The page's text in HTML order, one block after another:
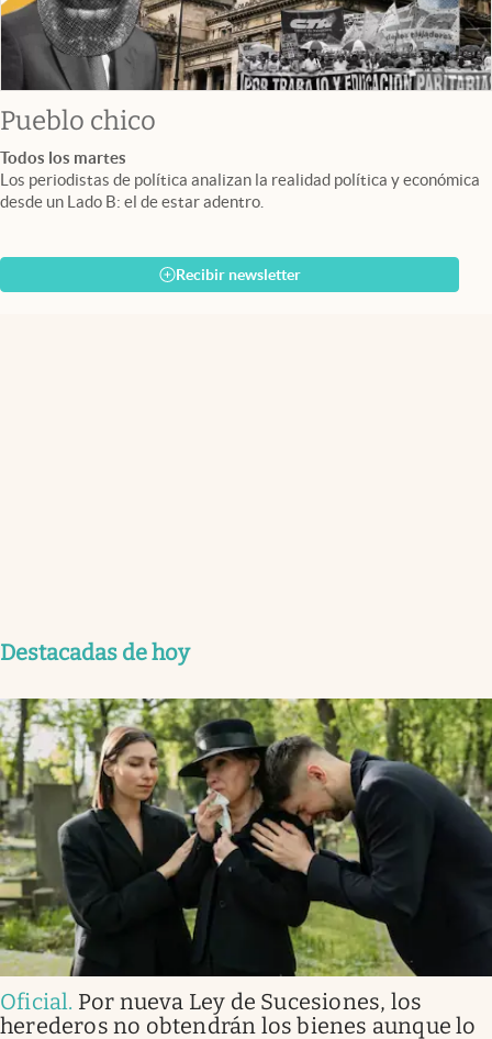
Pueblo chico
Todos los martes
Los periodistas de política analizan la realidad política y económica
desde un Lado B: el de estar adentro.
Recibir newsletter
Destacadas de hoy
Oficial. Por nueva Ley de Sucesiones, los
herederos no obtendrán los bienes aunque lo